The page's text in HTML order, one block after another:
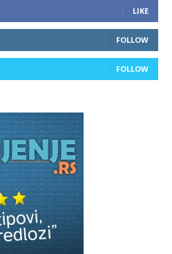
LIKE
FOLLOW
FOLLOW